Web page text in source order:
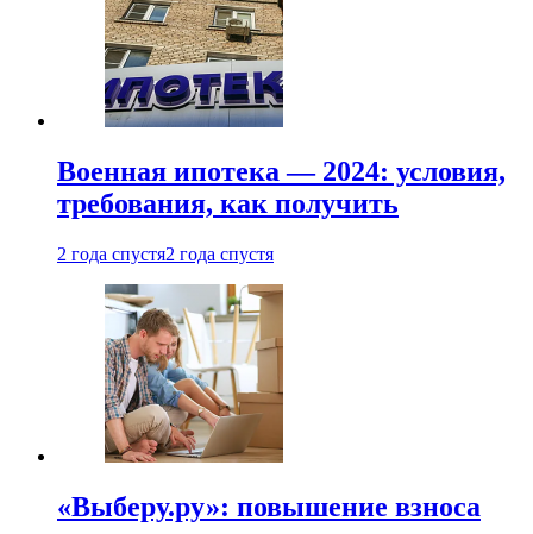
Военная ипотека — 2024: условия,
требования, как получить
2 года спустя2 года спустя
«Выберу.ру»: повышение взноса